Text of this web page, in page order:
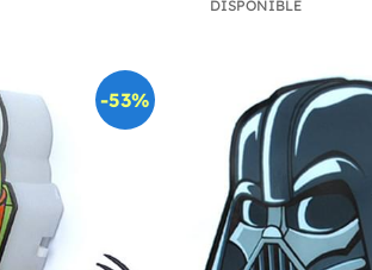
DISPONIBLE
-53%